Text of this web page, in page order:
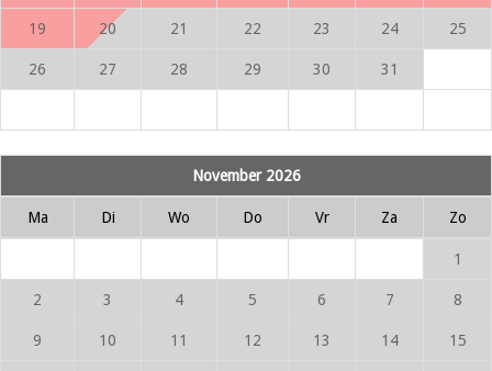
19 20 21 22 23 24 25
26 27 28 29 30 31
November 2026
Ma Di Wo Do Vr Za Zo
1
2 3 4 5 6 7 8
9 10 11 12 13 14 15